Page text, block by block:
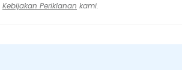
Kebijakan Periklanan kami.